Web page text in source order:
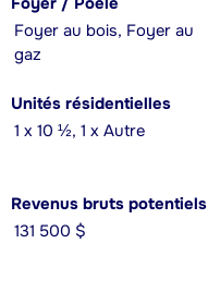
Foyer au bois, Foyer au
gaz
Unités résidentielles
1 x 10 ½, 1 x Autre
Revenus bruts potentiels
131 500 $